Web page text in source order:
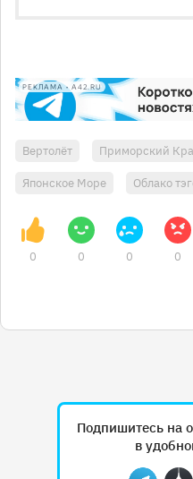
РЕКЛАМА • A42.RU
Вертолёт Приморский
Японское Море Облако
0 0 0 0
Подпишитесь на
в